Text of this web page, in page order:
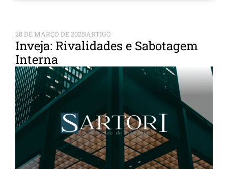
28 DE MARÇO DE 2025ARTIGO
Inveja: Rivalidades e Sabotagem
Interna